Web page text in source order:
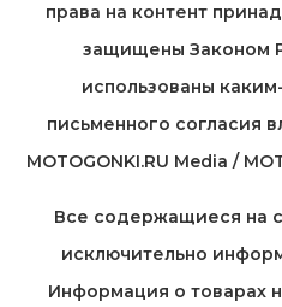
права на контент
защищены Законом
использованы
письменного согласия
MOTOGONKI.RU Media /
Все содержащиеся на
исключительно
Информация о товарах